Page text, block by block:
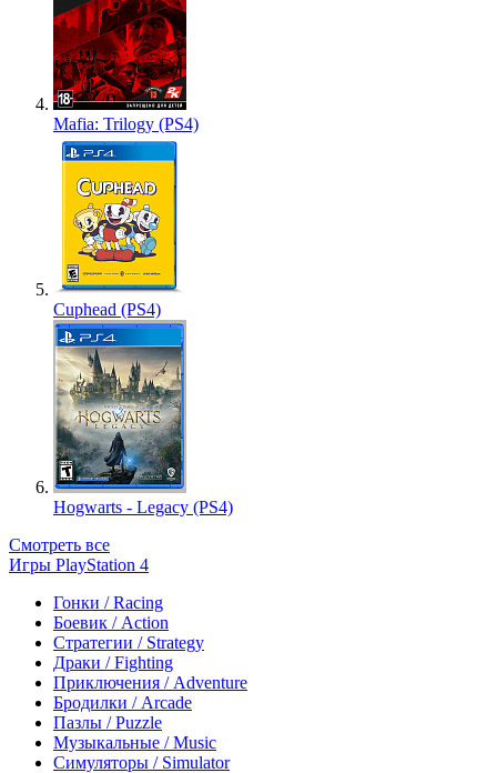
Mafia: Trilogy (PS4)
Cuphead (PS4)
Hogwarts - Legacy (PS4)
Смотреть все
Игры PlayStation 4
Гонки / Racing
Боевик / Action
Стратегии / Strategy
Драки / Fighting
Приключения / Adventure
Бродилки / Arcade
Пазлы / Puzzle
Музыкальные / Music
Симуляторы / Simulator